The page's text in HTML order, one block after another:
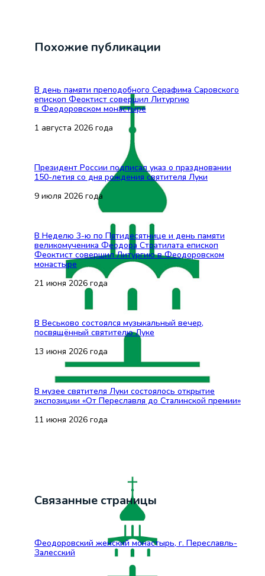
Похожие публикации
В день памяти преподобного Серафима Саровского
епископ Феоктист совершил Литургию
в Феодоровском монастыре
1 августа 2026 года
Президент России подписал указ о праздновании
150-летия со дня рождения святителя Луки
9 июля 2026 года
В Неделю 3-ю по Пятидесятнице и день памяти
великомученика Феодора Стратилата епископ
Феоктист совершил Литургию в Феодоровском
монастыре
21 июня 2026 года
В Веськово состоялся музыкальный вечер,
посвящённый святителю Луке
13 июня 2026 года
В музее святителя Луки состоялось открытие
экспозиции «От Переславля до Сталинской премии»
11 июня 2026 года
Связанные страницы
Феодоровский женский монастырь, г. Переславль-
Залесский